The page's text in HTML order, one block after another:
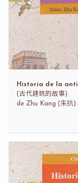
Historia de la
(古代建筑的故事)
de Zhu Kang (朱抗)